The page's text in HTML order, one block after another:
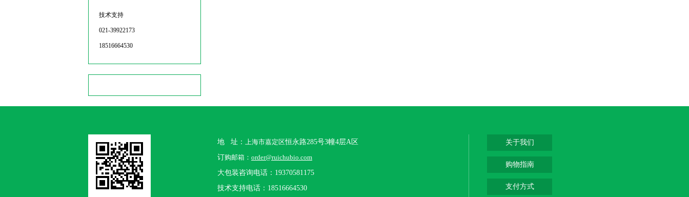
技术支持
021-39922173
18516664530
地 址： 上海市嘉定区恒永路285号3幢4层A区
订购邮箱： order@ruichubio.com
大包装咨询电话：19370581175
技术支持电话：18516664530
关于我们
购物指南
支付方式